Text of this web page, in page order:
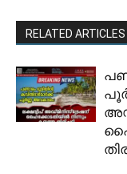
RELATED ARTICLES